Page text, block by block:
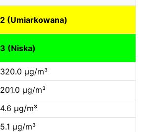
2 (Umiarkowana)
3 (Niska)
320.0 µg/m³
201.0 µg/m³
4.6 µg/m³
5.1 µg/m³